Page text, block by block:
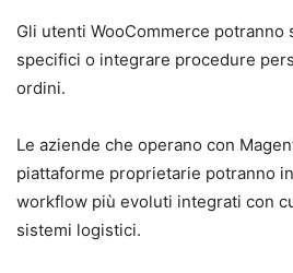
Gli utenti WooCommerce potranno
specifici o integrare procedure
ordini.
Le aziende che operano con
piattaforme proprietarie potranno
workflow più evoluti integrati con
sistemi logistici.